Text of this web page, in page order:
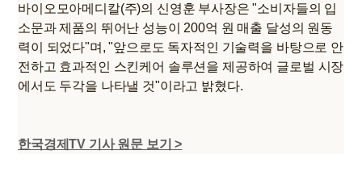
바이오모아메디칼(주)의 신영훈 부사장은 "소비자들의 입
소문과 제품의 뛰어난 성능이 200억 원 매출 달성의 원동
력이 되었다"며, "앞으로도 독자적인 기술력을 바탕으로 안
전하고 효과적인 스킨케어 솔루션을 제공하여 글로벌 시장
에서도 두각을 나타낼 것"이라고 밝혔다.
한국경제TV 기사 원문 보기 >